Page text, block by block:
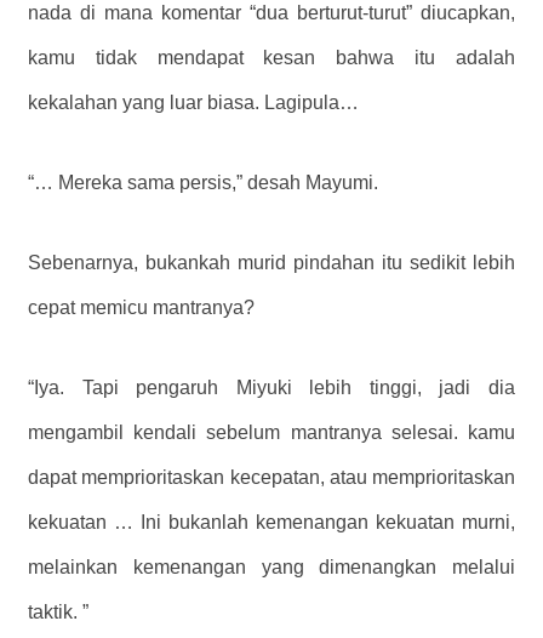
nada di mana komentar “dua berturut-turut” diucapkan,
kamu tidak mendapat kesan bahwa itu adalah
kekalahan yang luar biasa. Lagipula…
“… Mereka sama persis,” desah Mayumi.
Sebenarnya, bukankah murid pindahan itu sedikit lebih
cepat memicu mantranya?
“Iya. Tapi pengaruh Miyuki lebih tinggi, jadi dia
mengambil kendali sebelum mantranya selesai. kamu
dapat memprioritaskan kecepatan, atau memprioritaskan
kekuatan … Ini bukanlah kemenangan kekuatan murni,
melainkan kemenangan yang dimenangkan melalui
taktik. ”